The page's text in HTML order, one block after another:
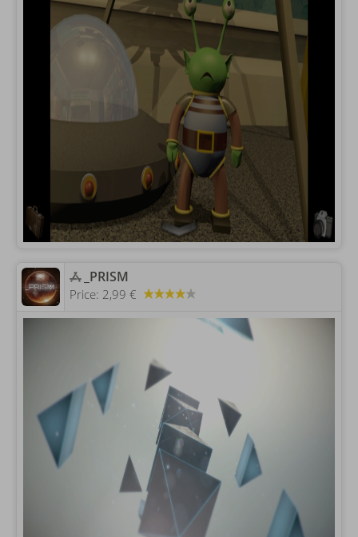
‎_PRISM
Price: 2,99 €